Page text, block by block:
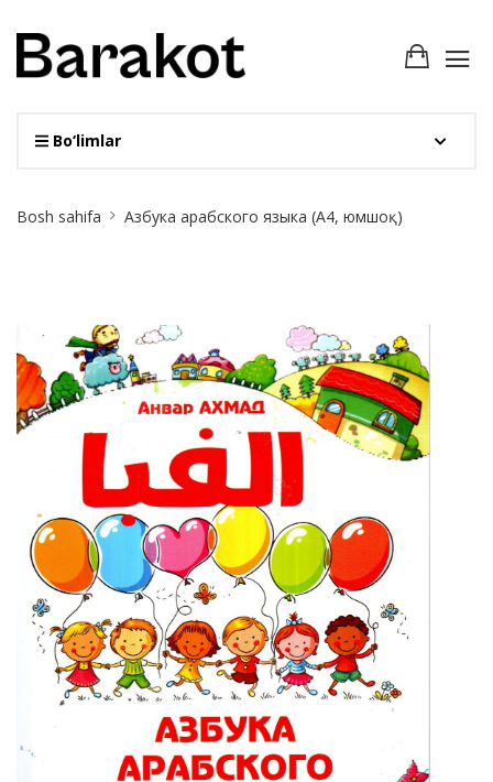
Bo‘limlar
Breadcrumb
Bosh sahifa Азбука арабского языка (А4, юмшоқ)